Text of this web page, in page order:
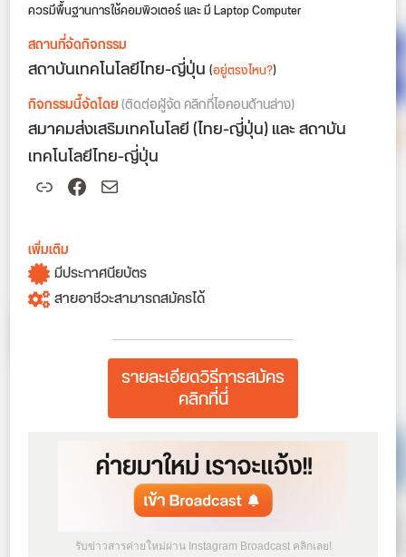
ควรมีพื้นฐานการใช้คอมพิวเตอร์ และ มี Laptop Computer
สถานที่จัดกิจกรรม
สถาบันเทคโนโลยีไทย-ญี่ปุ่น(อยู่ตรงไหน?)
กิจกรรมนี้จัดโดย(ติดต่อผู้จัด คลิกที่ไอคอนด้านล่าง)
สมาคมส่งเสริมเทคโนโลยี (ไทย-ญี่ปุ่น) และ สถาบัน
เทคโนโลยีไทย-ญี่ปุ่น
LinkFacebook
Mail
เพิ่มเติม
มีประกาศนียบัตร
สายอาชีวะสามารถสมัครได้
รายละเอียดวิธีการสมัคร
คลิกที่นี่
รับข่าวสารค่ายใหม่ผ่าน Instagram Broadcast คลิกเลย!